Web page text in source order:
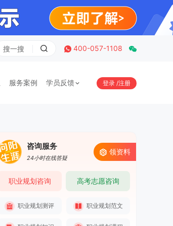
400-057-1108
服务案例 学员反馈 登录 /注册
咨询服务
24小时在线答疑
领资料
职业规划咨询 高考志愿咨询
职业规划测评 职业规划范文